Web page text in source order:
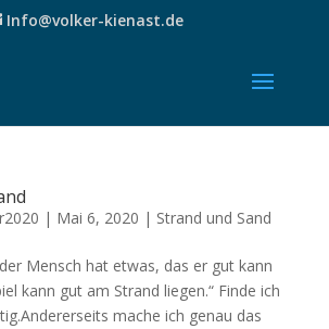
Info@volker-kienast.de
| Mai 6, 2020 | Strand und Sand
Mensch hat etwas, das er gut kann
kann gut am Strand liegen.“ Finde ich
mache ich genau das